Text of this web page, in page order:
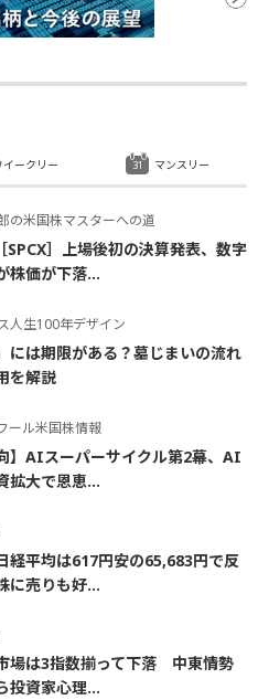
の米国株マスターへの道
SPCX］上場後初の決算発表、数字
株価が下落...
人生100年デザイン
には期限がある？墓じまいの流れ
を解説
ール米国株情報
】AIスーパーサイクル第2幕、AI
拡大で恩恵...
経平均は617円安の65,683円で反
売りも好...
場は3指数揃って下落 中東情勢
投資家心理...
イークリー マンスリー